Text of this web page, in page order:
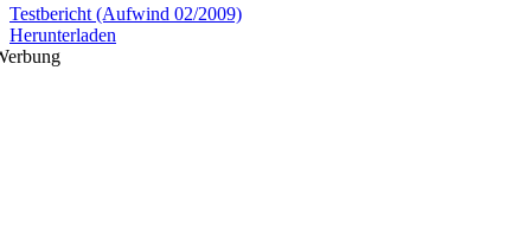
Testbericht (Aufwind 02/2009)
Herunterladen